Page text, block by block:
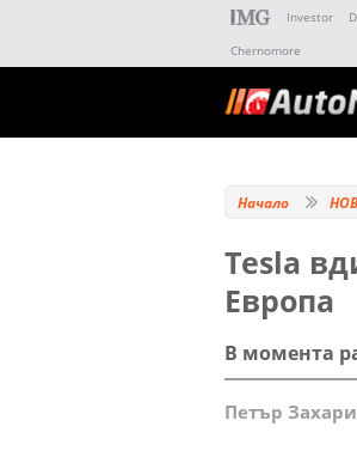
Investor
Chernomore
Начало
Tesla
Европа
В момента
Петър